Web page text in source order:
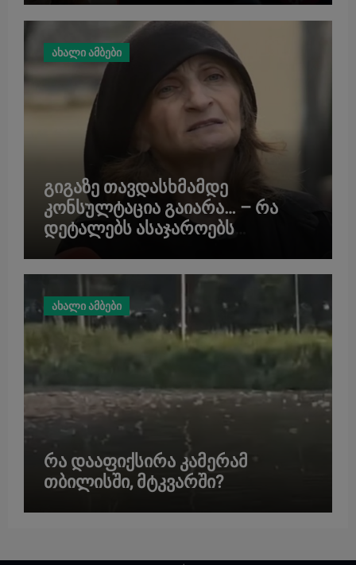
ახალი ამბები
გიგაზე თავდასხმამდე
კონსულტაცია გაიარა… – რა
დეტალებს ასაჯაროებს
ახალი ამბები
რა დააფიქსირა კამერამ
თბილისში, მტკვარში?